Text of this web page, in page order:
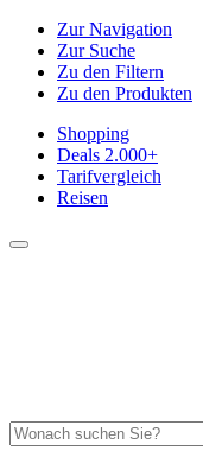
Zur Navigation
Zur Suche
Zu den Filtern
Zu den Produkten
Shopping
Deals 2.000+
Tarifvergleich
Reisen